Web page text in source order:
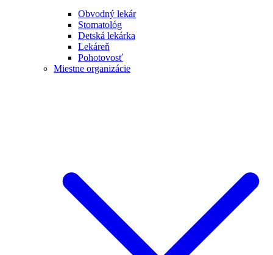
Obvodný lekár
Stomatológ
Detská lekárka
Lekáreň
Pohotovosť
Miestne organizácie